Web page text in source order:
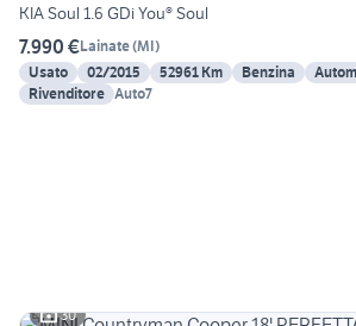
KIA Soul 1.6 GDi You® Soul
7.990 €Lainate(MI)
Usato
02/2015 52961 Km Benzina
Rivenditore Auto7
30